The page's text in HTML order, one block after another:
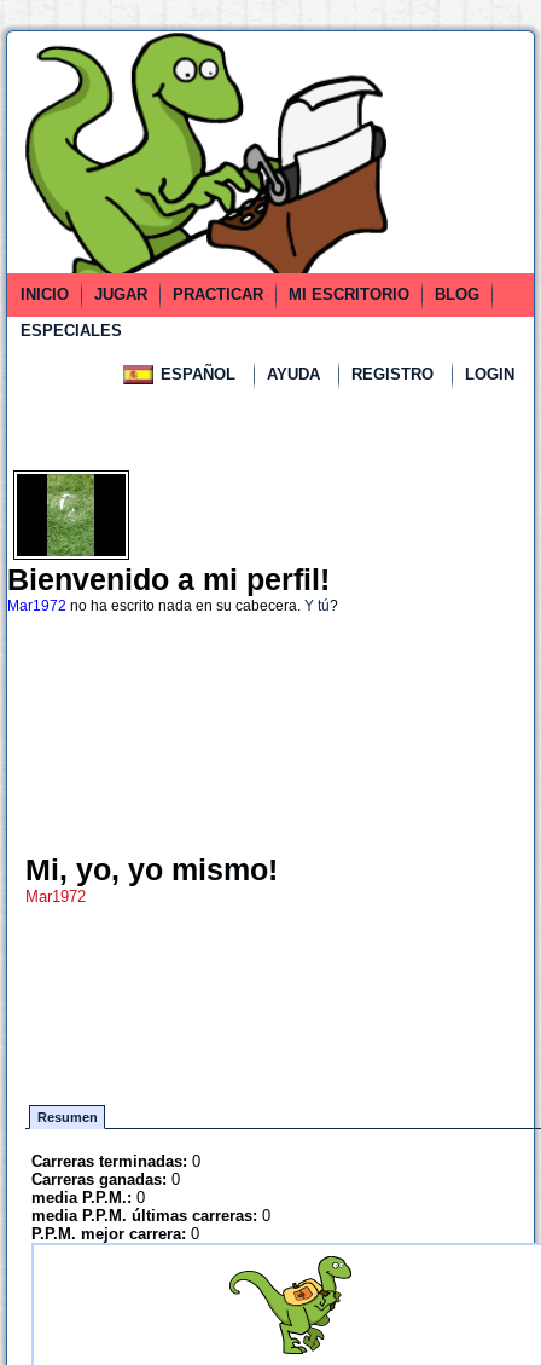
INICIO JUGAR PRACTICAR MI ESCRITORIO
BLOG
ESPECIALES
ESPAÑOL AYUDA REGISTRO LOGIN
Bienvenido a mi perfil!
Mar1972 no ha escrito nada en su cabecera. Y tú?
Mi, yo, yo mismo!
Mar1972
Resumen
Carreras terminadas: 0
Carreras ganadas: 0
media P.P.M.: 0
media P.P.M. últimas carreras: 0
P.P.M. mejor carrera: 0